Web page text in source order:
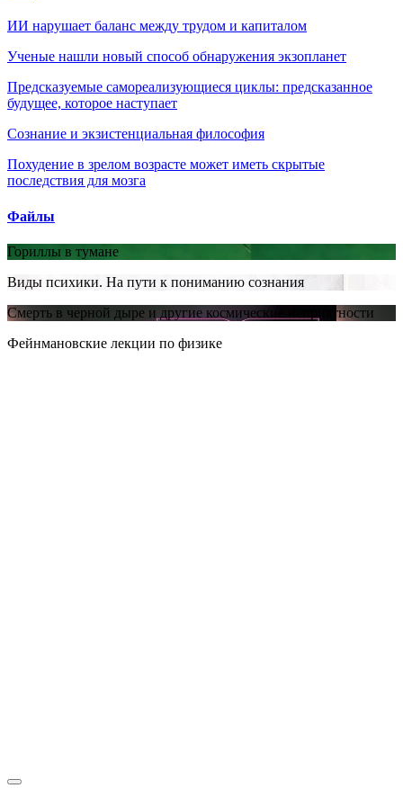
ИИ нарушает баланс между трудом и капиталом
Ученые нашли новый способ обнаружения экзопланет
Предсказуемые самореализующиеся циклы: предсказанное
будущее, которое наступает
Сознание и экзистенциальная философия
Похудение в зрелом возрасте может иметь скрытые
последствия для мозга
Файлы
Гориллы в тумане
Виды психики. На пути к пониманию сознания
Смерть в черной дыре и другие космические неприятности
Фейнмановские лекции по физике